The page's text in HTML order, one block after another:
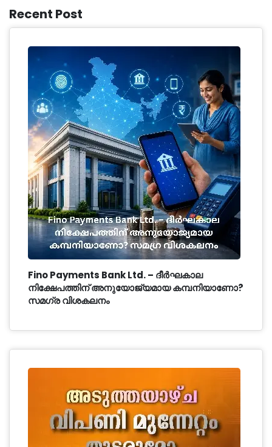
Recent Post
Fino Payments Bank Ltd. – ദീർഘകാല
നിക്ഷേപത്തിന് അനുയോജ്യമായ കമ്പനിയാണോ?
സമഗ്ര വിശകലനം